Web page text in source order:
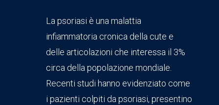
La psoriasi è una malattia
infiammatoria cronica della cute e
delle articolazioni che interessa il 3%
circa della popolazione mondiale.
Recenti studi hanno evidenziato come
i pazienti colpiti da psoriasi, presentino